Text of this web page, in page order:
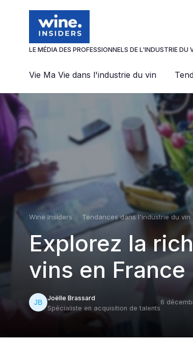
LE MÉDIA DES PROFESSIONNELS DE L'INDUSTRIE DU
Vie Ma Vie dans l'industrie du vin
Wine Insiders Tendances dans l'industrie du vin
Explorez la
vins en France
Joëlle Brassard
Spécialiste en acquisition de talents
6